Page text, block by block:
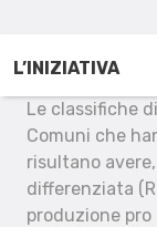
L’INIZIATIVA
Le classifiche
Comuni che
risultano
differenziata
produzione